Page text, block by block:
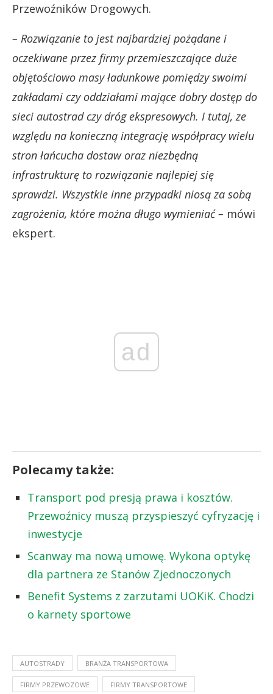
Przewoźników Drogowych.
– Rozwiązanie to jest najbardziej pożądane i
oczekiwane przez firmy przemieszczające duże
objętościowo masy ładunkowe pomiędzy swoimi
zakładami czy oddziałami mające dobry dostęp do
sieci autostrad czy dróg ekspresowych. I tutaj, ze
względu na konieczną integrację współpracy wielu
stron łańcucha dostaw oraz niezbędną
infrastrukturę to rozwiązanie najlepiej się
sprawdzi. Wszystkie inne przypadki niosą za sobą
zagrożenia, które można długo wymieniać – mówi
ekspert.
ad
Polecamy także:
Transport pod presją prawa i kosztów.
Przewoźnicy muszą przyspieszyć cyfryzację i
inwestycje
Scanway ma nową umowę. Wykona optykę
dla partnera ze Stanów Zjednoczonych
Benefit Systems z zarzutami UOKiK. Chodzi
o karnety sportowe
AUTOSTRADY BRANŻA TRANSPORTOWA
FIRMY PRZEWOZOWE FIRMY TRANSPORTOWE